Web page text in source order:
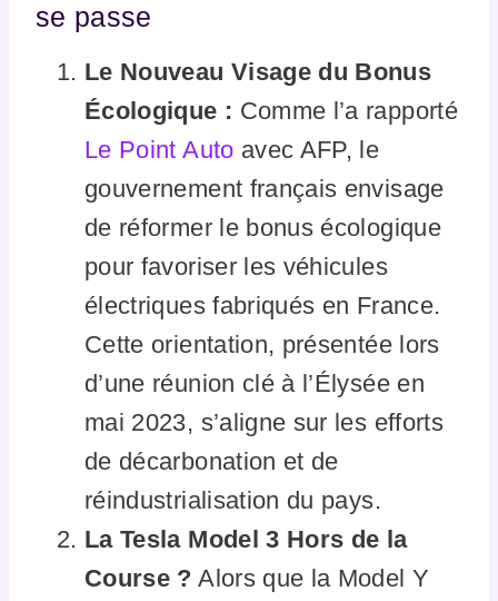
se passe
Le Nouveau Visage du Bonus
Écologique : Comme l’a rapporté
Le Point Auto avec AFP, le
gouvernement français envisage
de réformer le bonus écologique
pour favoriser les véhicules
électriques fabriqués en France.
Cette orientation, présentée lors
d’une réunion clé à l’Élysée en
mai 2023, s’aligne sur les efforts
de décarbonation et de
réindustrialisation du pays.
La Tesla Model 3 Hors de la
Course ? Alors que la Model Y